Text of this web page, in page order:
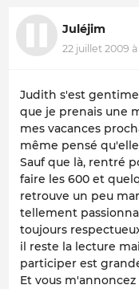
Juléjim
22 juillet 2009 à
Judith s'est
que je prenais une
mes vacances
même pensé
Sauf que là, rentré
faire les 600 et
retrouve un peu
tellement
toujours
il reste la lecture
participer est
Et vous